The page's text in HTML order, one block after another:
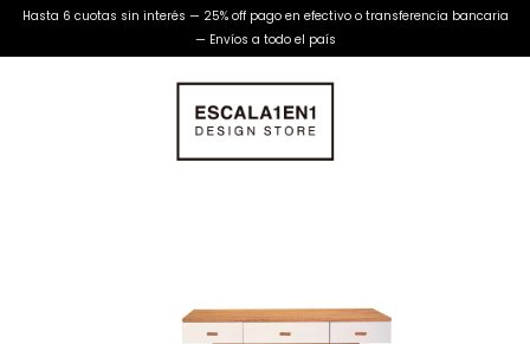
Hasta 6 cuotas sin interés — 25% off pago en efectivo o transferencia bancaria
— Envíos a todo el país